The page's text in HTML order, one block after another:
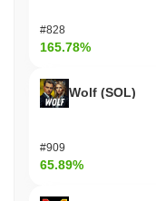
#828
165.78%
Wolf (SOL)
#909
65.89%